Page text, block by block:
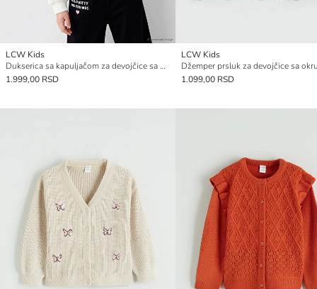
LCW Kids
Dukserica sa kapuljačom za devojčice sa Hello Kitty štampom
1.999,00 RSD
LCW Kids
1.099,00 RSD